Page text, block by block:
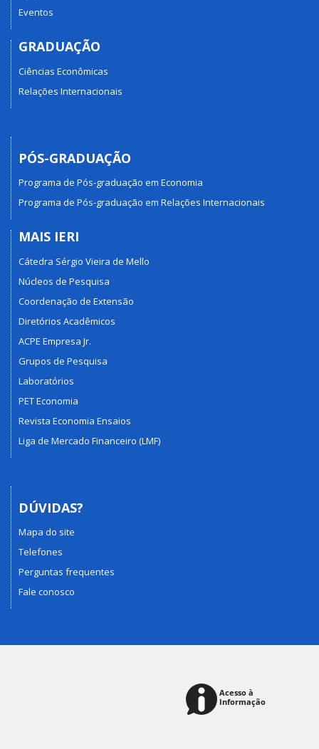
Eventos
GRADUAÇÃO
Ciências Econômicas
Relações Internacionais
PÓS-GRADUAÇÃO
Programa de Pós-graduação em Economia
Programa de Pós-graduação em Relações Internacionais
MAIS IERI
Cátedra Sérgio Vieira de Mello
Núcleos de Pesquisa
Coordenação de Extensão
Diretórios Acadêmicos
ACPE Empresa Jr.
Grupos de Pesquisa
Laboratórios
PET Economia
Revista Economia Ensaios
Liga de Mercado Financeiro (LMF)
DÚVIDAS?
Mapa do site
Telefones
Perguntas frequentes
Fale conosco